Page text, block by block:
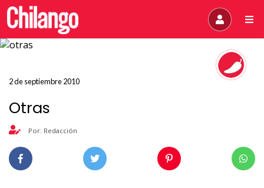
2 de septiembre 2010
Otras
Por: Redacción